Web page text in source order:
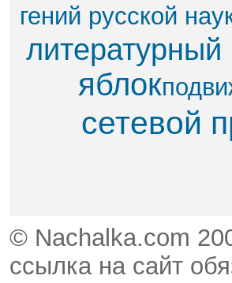
гений русской
яблок​
сетевой
© Nachalka.com
ссылка на сайт